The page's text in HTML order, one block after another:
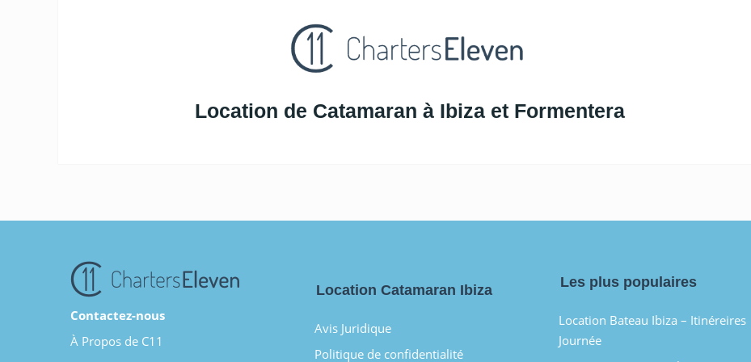
Location de Catamaran à Ibiza et Formentera
Contactez-nous
À Propos de C11
Location Catamaran Ibiza
Avis Juridique
Politique de confidentialité
Les plus populaires
Location Bateau Ibiza – Itinéreires
Journée